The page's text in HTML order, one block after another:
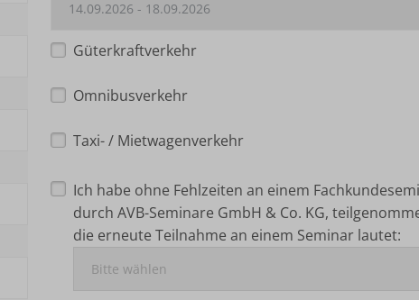
Güterkraftverkehr
Omnibusverkehr
Taxi- / Mietwagenverkehr
Ich habe ohne Fehlzeiten an einem
durch AVB-Seminare GmbH & Co. KG,
die erneute Teilnahme an einem Seminar lautet: